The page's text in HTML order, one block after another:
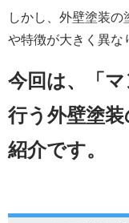
しかし、外壁塗装
や特徴が大きく異な
今回は、「
行う外壁塗
紹介です。